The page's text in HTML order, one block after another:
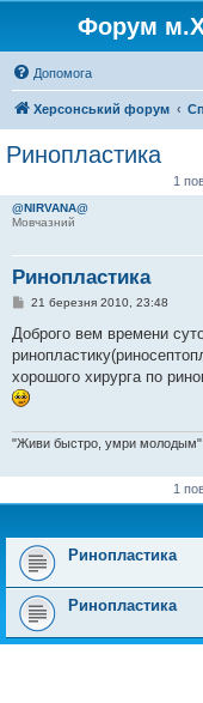
Форум
Допомога
Херсонський форум
Ринопластика
1
@NIRVANA@
Мовчазний
Ринопластика
П
в
д
о
м
л
н
н
21 березня 2010, 23:48
Доброго вем времени
хорошого хирурга по
"Живи быстро, умри молодым"
1
Ринопластика
Ринопластика